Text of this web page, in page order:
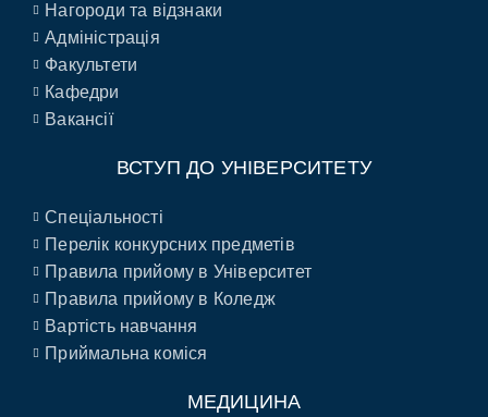
Нагороди та відзнаки
Адміністрація
Факультети
Кафедри
Вакансії
ВСТУП ДО УНІВЕРСИТЕТУ
Спеціальності
Перелік конкурсних предметів
Правила прийому в Університет
Правила прийому в Коледж
Вартість навчання
Приймальна коміся
МЕДИЦИНА